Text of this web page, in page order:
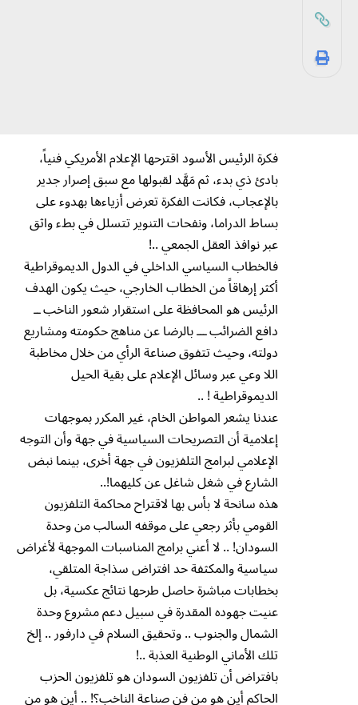
فكرة الرئيس الأسود اقترحها الإعلام الأمريكي فنياً،
بادئ ذي بدء، ثم مَهَّد لقبولها مع سبق إصرار جدير
بالإعجاب، فكانت الفكرة تعرض أزياءها بهدوء على
بساط الدراما، ونفحات التنوير تتسلل في بطء واثق
عبر نوافذ العقل الجمعي ..!
فالخطاب السياسي الداخلي في الدول الديموقراطية
أكثر إرهاقاً من الخطاب الخارجي، حيث يكون الهدف
الرئيس هو المحافظة على استقرار شعور الناخب ــ
دافع الضرائب ـــ بالرضا عن مناهج حكومته ومشاريع
دولته، وحيث تتفوق صناعة الرأي من خلال مخاطبة
اللا وعي عبر وسائل الإعلام على بقية الحيل
الديموقراطية ! ..
عندنا يشعر المواطن الخام، غير المكرر بموجهات
إعلامية أن التصريحات السياسية في جهة وأن التوجه
الإعلامي لبرامج التلفزيون في جهة أخرى، بينما نبض
الشارع في شغل شاغل عن كليهما!..
هذه سانحة لا بأس بها لاقتراح محاكمة التلفزيون
القومي بأثر رجعي على موقفه السالب من وحدة
السودان! .. لا أعني برامج المناسبات الموجهة لأغراض
سياسية والمكثفة حد افتراض سذاجة المتلقي،
بخطابات مباشرة حاصل طرحها نتائج عكسية، بل
عنيت جهوده المقدرة في سبيل دعم مشروع وحدة
الشمال والجنوب .. وتحقيق السلام في دارفور .. إلخ
تلك الأماني الوطنية العذبة ..!
بافتراض أن تلفزيون السودان هو تلفزيون الحزب
الحاكم أين هو من فن صناعة الناخب؟! .. أين هو من